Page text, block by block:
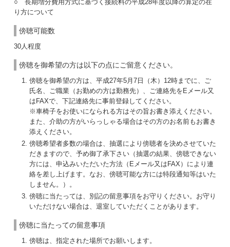
○ 長期増分費用方式に基づく接続料の平成28年度以降の算定の在
り方について
傍聴可能数
30人程度
傍聴を御希望の方は以下の点にご留意ください。
傍聴を御希望の方は、平成27年5月7日（木）12時までに、ご
氏名、ご職業（お勤めの方は勤務先）、ご連絡先をEメール又
はFAXで、下記連絡先に事前登録してください。
※車椅子をお使いになられる方はその旨お書き添えください。
また、介助の方がいらっしゃる場合はその方のお名前もお書き
添えください。
傍聴希望者多数の場合は、抽選により傍聴者を決めさせていた
だきますので、予め御了承下さい（抽選の結果、傍聴できない
方には、申込みいただいた方法（Eメール又はFAX）により連
絡を差し上げます。なお、傍聴可能な方には特段通知等はいた
しません。）。
傍聴に当たっては、別記の留意事項をお守りください。お守り
いただけない場合は、退室していただくことがあります。
傍聴に当たっての留意事項
傍聴は、指定された場所でお願いします。